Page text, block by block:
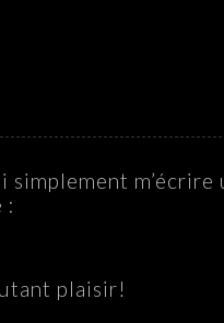
simplement
:
plaisir!